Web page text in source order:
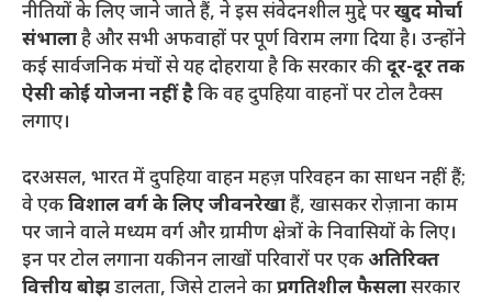
नीतियों के लिए जाने जाते हैं, ने इस संवेदनशील मुद्दे परखुद मोर्चा
संभालाहै और सभी अफवाहों पर पूर्ण विराम लगा दिया है। उन्होंने
कई सार्वजनिक मंचों से यह दोहराया है कि सरकार कीदूर-दूर तक
ऐसी कोई योजना नहीं हैकि वह दुपहिया वाहनों पर टोल टैक्स
लगाए।
​दरअसल, भारत में दुपहिया वाहन महज़ परिवहन का साधन नहीं हैं;
वे एकविशाल वर्ग के लिए जीवनरेखाहैं, खासकर रोज़ाना काम
पर जाने वाले मध्यम वर्ग और ग्रामीण क्षेत्रों के निवासियों के लिए।
इन पर टोल लगाना यकीनन लाखों परिवारों पर एकअतिरिक्त
वित्तीय बोझडालता, जिसे टालने काप्रगतिशील फैसलासरकार